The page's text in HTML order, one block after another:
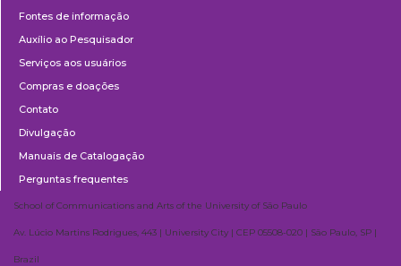
Fontes de informação
Auxílio ao Pesquisador
Serviços aos usuários
Compras e doações
Contato
Divulgação
Manuais de Catalogação
Perguntas frequentes
School of Communications and Arts of the University of São Paulo
Av. Lúcio Martins Rodrigues, 443 | University City | CEP 05508-020 | São Paulo, SP |
Brazil